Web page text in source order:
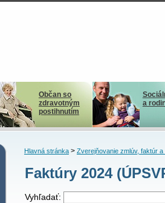
Občan so
zdravotným
postihnutím
a
Hlavná stránka> Zverejňovanie zmlúv, faktúr a
Faktúry 2024
Vyhľadať: